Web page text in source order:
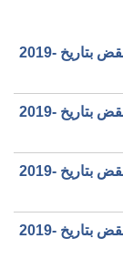
القضية رقم ‎441‏/‎2019‏ المنعقدة في محكمة النقض بتاريخ ‎2019-
القضية رقم ‎441‏/‎2019‏ المنعقدة في محكمة النقض بتاريخ ‎2019-
القضية رقم ‎441‏/‎2019‏ المنعقدة في محكمة النقض بتاريخ ‎2019-
القضية رقم ‎441‏/‎2019‏ المنعقدة في محكمة النقض بتاريخ ‎2019-